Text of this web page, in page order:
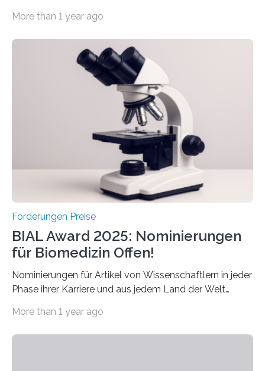
hochrangige wissenschaftliche Publikation zum Thema
Schlaganfall“ mit Sitz in Würzburg fördert die
Schlaganfallforschung, um die Behandlung der
Betroffenen zu verbessern. Dazu schreibt sie auch in
diesem Jahr wieder deutschlandweit den Hentschel-
Preis aus. Er richtet sich gezielt an jüngere
Forscherinnen und Forscher unter 40 Jahren. Geehrt
werden soll eine herausragende Doktorarbeit oder eine
hochrangige wissenschaftliche Publikation zum Thema
More than 1 year ago
Förderungen Preise
BIAL Award 2025: Nominierungen
für Biomedizin Offen!
Nominierungen für Artikel von Wissenschaftlern in jeder
Phase ihrer Karriere und aus jedem Land der Welt
Leben gerufen, um die bemerkenswertesten
More than 1 year ago